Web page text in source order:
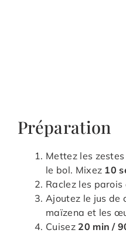
Préparation
Mettez les
le bol. Mixez 10
Raclez les
Ajoutez le jus de
maïzena et les
Cuisez 20 min /